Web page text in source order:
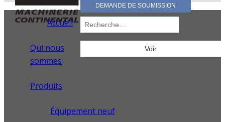
DEMANDE DE SOUMISSION
Accueil
Qui nous
sommes
Produits
Équipement neuf